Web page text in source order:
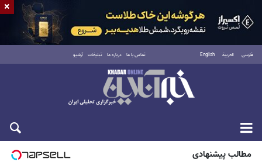
فارسی العربية English تماس با ما درباره ما تبلیغات آرشیو
جمعه ۱۶ مرداد ۱۴۰۵
مطالب پیشنهادی
×